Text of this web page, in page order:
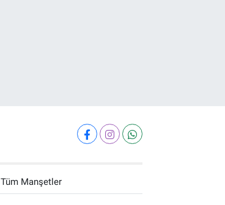
Tüm Manşetler